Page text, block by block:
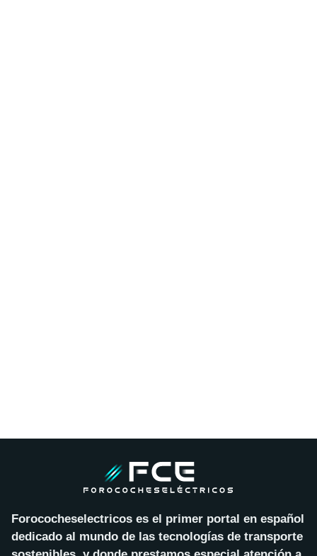
Forococheselectricos es el primer portal en español
dedicado al mundo de las tecnologías de transporte